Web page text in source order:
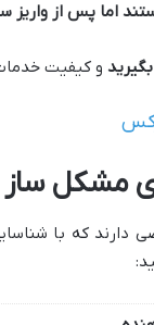
اما پس از واریز
و کیفیت
مشکل ساز
دارند که با